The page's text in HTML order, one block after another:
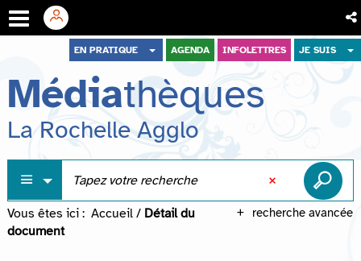
menu
contenu
recherche
EN PRATIQUE AGENDA INFOLETTRES JE SUIS
Médiathèques
La Rochelle Agglo
recherche avancée
Vous êtes ici : Accueil / Détail du
document